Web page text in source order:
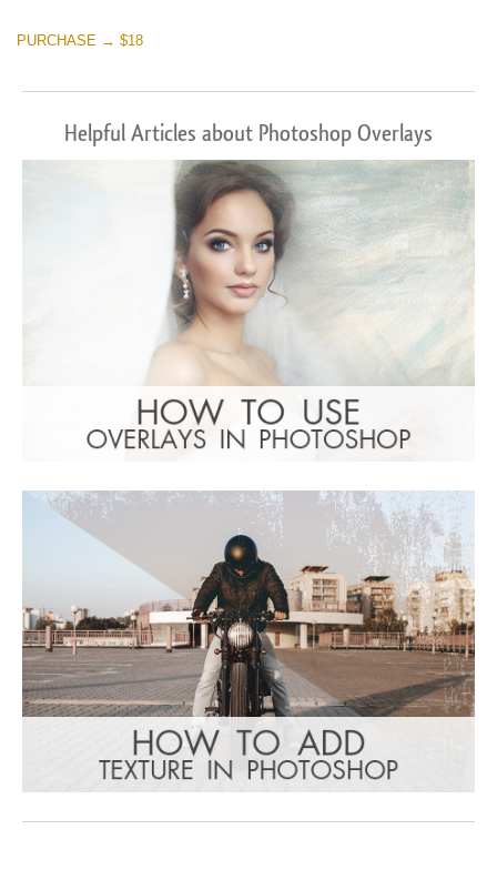
PURCHASE → $18
Helpful Articles about Photoshop Overlays